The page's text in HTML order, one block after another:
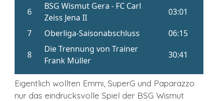
Eigentlich wollten Emmi, SuperG und Paparazzo
nur das eindrucksvolle Spiel der BSG Wismut